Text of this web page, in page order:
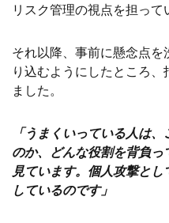
リスク管理の視点を担って
それ以降、事前に懸念点
り込むようにしたところ、
ました。
「うまくいっている人は
のか、どんな役割を背負
見ています。個人攻撃と
しているのです」